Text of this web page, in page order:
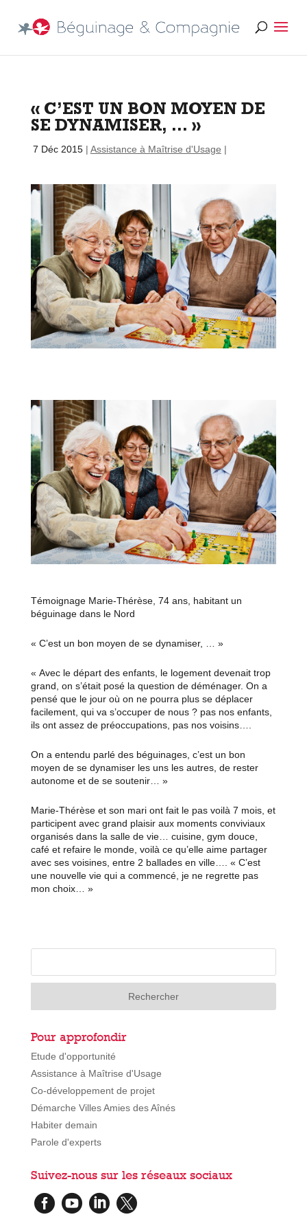
« C’EST UN BON MOYEN DE
SE DYNAMISER, … »
7 Déc 2015| Assistance à Maîtrise d'Usage |
Témoignage Marie-Thérèse, 74 ans, habitant un
béguinage dans le Nord
« C’est un bon moyen de se dynamiser, … »
« Avec le départ des enfants, le logement devenait trop
grand, on s’était posé la question de déménager. On a
pensé que le jour où on ne pourra plus se déplacer
facilement, qui va s’occuper de nous ? pas nos enfants,
ils ont assez de préoccupations, pas nos voisins….
On a entendu parlé des béguinages, c’est un bon
moyen de se dynamiser les uns les autres, de rester
autonome et de se soutenir… »
Marie-Thérèse et son mari ont fait le pas voilà 7 mois, et
participent avec grand plaisir aux moments conviviaux
organisés dans la salle de vie… cuisine, gym douce,
café et refaire le monde, voilà ce qu’elle aime partager
avec ses voisines, entre 2 ballades en ville…. « C’est
une nouvelle vie qui a commencé, je ne regrette pas
mon choix… »
Pour approfondir
Etude d'opportunité
Assistance à Maîtrise d'Usage
Co-développement de projet
Démarche Villes Amies des Aînés
Habiter demain
Parole d'experts
Suivez-nous sur les réseaux sociaux
   